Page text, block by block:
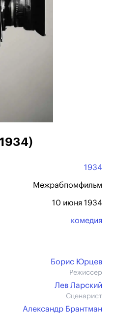
1934
Межрабпомфильм
10 июня 1934
комедия
Борис Юрцев
Режиссер
Лев Ларский
Сценарист
Александр Брантман